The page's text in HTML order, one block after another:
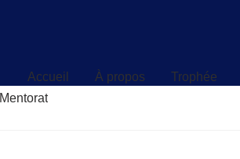
Accueil À propos
Trophée
Mentorat